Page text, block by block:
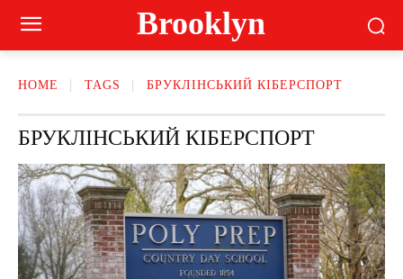
Brooklyn
HOME TAGS БРУКЛІНСЬКИЙ КІБЕРСПОРТ
БРУКЛІНСЬКИЙ КІБЕРСПОРТ